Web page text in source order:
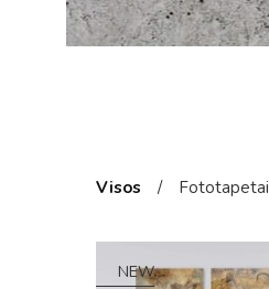
Visos / Fototapetai
NEW